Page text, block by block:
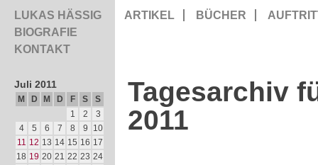
LUKAS HÄSSIG
BIOGRAFIE
KONTAKT
ARTIKEL BÜCHER
Juli 2011
M D M D F S
S
1
2
3
4
5 6 7 8 9
10
11 12 13 14 15 16 17
18 19 20 21 22 23 24
Tagesarchiv
2011